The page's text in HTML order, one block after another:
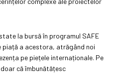
la bursă în programul SAFE
piață a acestora, atrăgând noi
pe piețele internaționale. Pe
că îmbunătățesc